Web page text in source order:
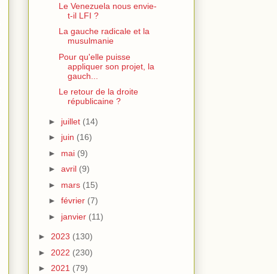
Le Venezuela nous envie-
t-il LFI ?
La gauche radicale et la
musulmanie
Pour qu'elle puisse
appliquer son projet, la
gauch...
Le retour de la droite
républicaine ?
► juillet (14)
► juin (16)
► mai (9)
► avril (9)
► mars (15)
► février (7)
► janvier (11)
► 2023 (130)
► 2022 (230)
► 2021 (79)